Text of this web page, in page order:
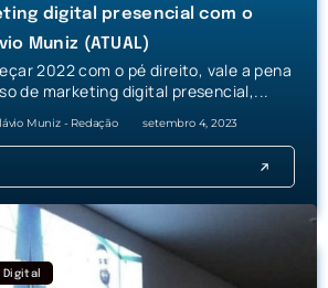
digital presencial com o
Muniz (ATUAL)
2022 com o pé direito, vale a pena
de marketing digital presencial,...
Muniz - Redação setembro 4, 2023